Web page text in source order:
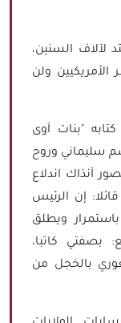
لآلاف السنين،
ولن
"بنات آوى
سليماني وروح
آنذاك اندلاع
قائلا: إن الرئيس
ويطلق
بصفتي كاتبا،
بالخجل من